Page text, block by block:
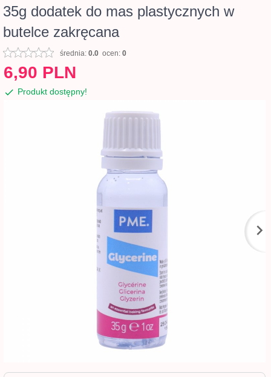
35g dodatek do mas plastycznych w
butelce zakręcana
średnia: 0.0 ocen: 0
6,90 PLN
Produkt dostępny!